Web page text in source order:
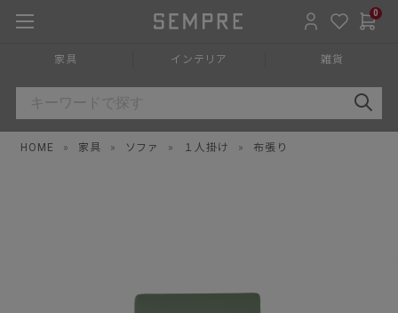
0
家具 インテリア 雑貨
HOME » 家具 » ソファ » １人掛け » 布張り